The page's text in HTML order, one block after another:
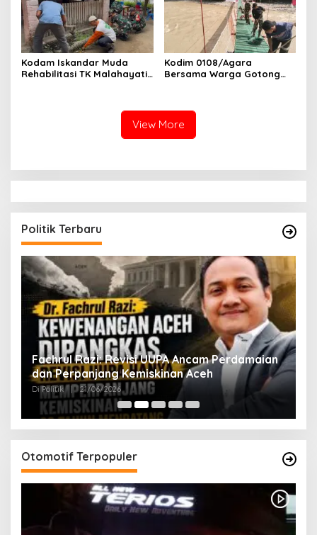
Kodam Iskandar Muda
Rehabilitasi TK Malahayati
Kodim 0108/Agara
Bersama Warga Gotong
Tenggara
View More
Politik Terbaru
Fachrul Razi: Revisi UUPA Ancam Perdamaian
dan Perpanjang Kemiskinan Aceh
Di Politik 21/06/2026
Otomotif Terpopuler